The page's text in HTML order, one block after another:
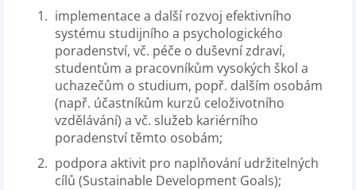
implementace a další rozvoj efektivního
systému studijního a psychologického
poradenství, vč. péče o duševní zdraví,
studentům a pracovníkům vysokých škol a
uchazečům o studium, popř. dalším osobám
(např. účastníkům kurzů celoživotního
vzdělávání) a vč. služeb kariérního
poradenství těmto osobám;
podpora aktivit pro naplňování udržitelných
cílů (Sustainable Development Goals);